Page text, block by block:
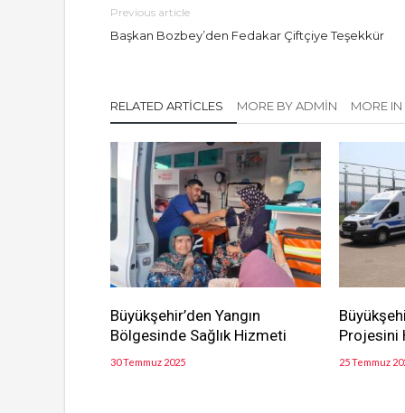
Previous article
Başkan Bozbey’den Fedakar Çiftçiye Teşekkür
RELATED ARTICLES MORE BY ADMIN MORE
Büyükşehir’den Yangın
Bölgesinde Sağlık Hizmeti
30 Temmuz 2025
Projesini
25 Temmuz